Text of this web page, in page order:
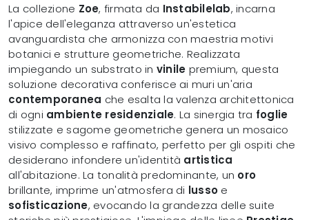
La collezione Zoe, firmata da Instabilelab, incarna
l'apice dell'eleganza attraverso un'estetica
avanguardista che armonizza con maestria motivi
botanici e strutture geometriche. Realizzata
impiegando un substrato in vinile premium, questa
soluzione decorativa conferisce ai muri un'aria
contemporanea che esalta la valenza architettonica
di ogni ambiente residenziale. La sinergia tra foglie
stilizzate e sagome geometriche genera un mosaico
visivo complesso e raffinato, perfetto per gli ospiti che
desiderano infondere un'identità artistica
all'abitazione. La tonalità predominante, un oro
brillante, imprime un'atmosfera di lusso e
sofisticazione, evocando la grandezza delle suite